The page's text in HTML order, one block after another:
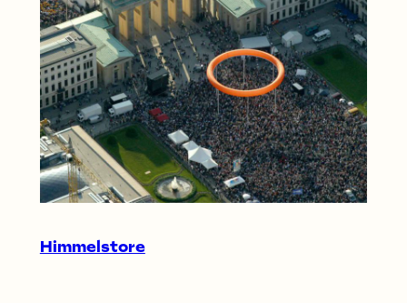
Himmelstore